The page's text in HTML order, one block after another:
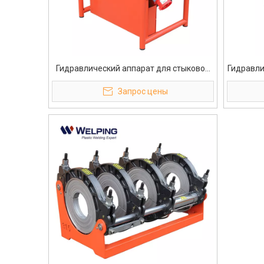
Гидравлический аппарат для стыковой
сварки ПНД 315 мм
Запрос цены